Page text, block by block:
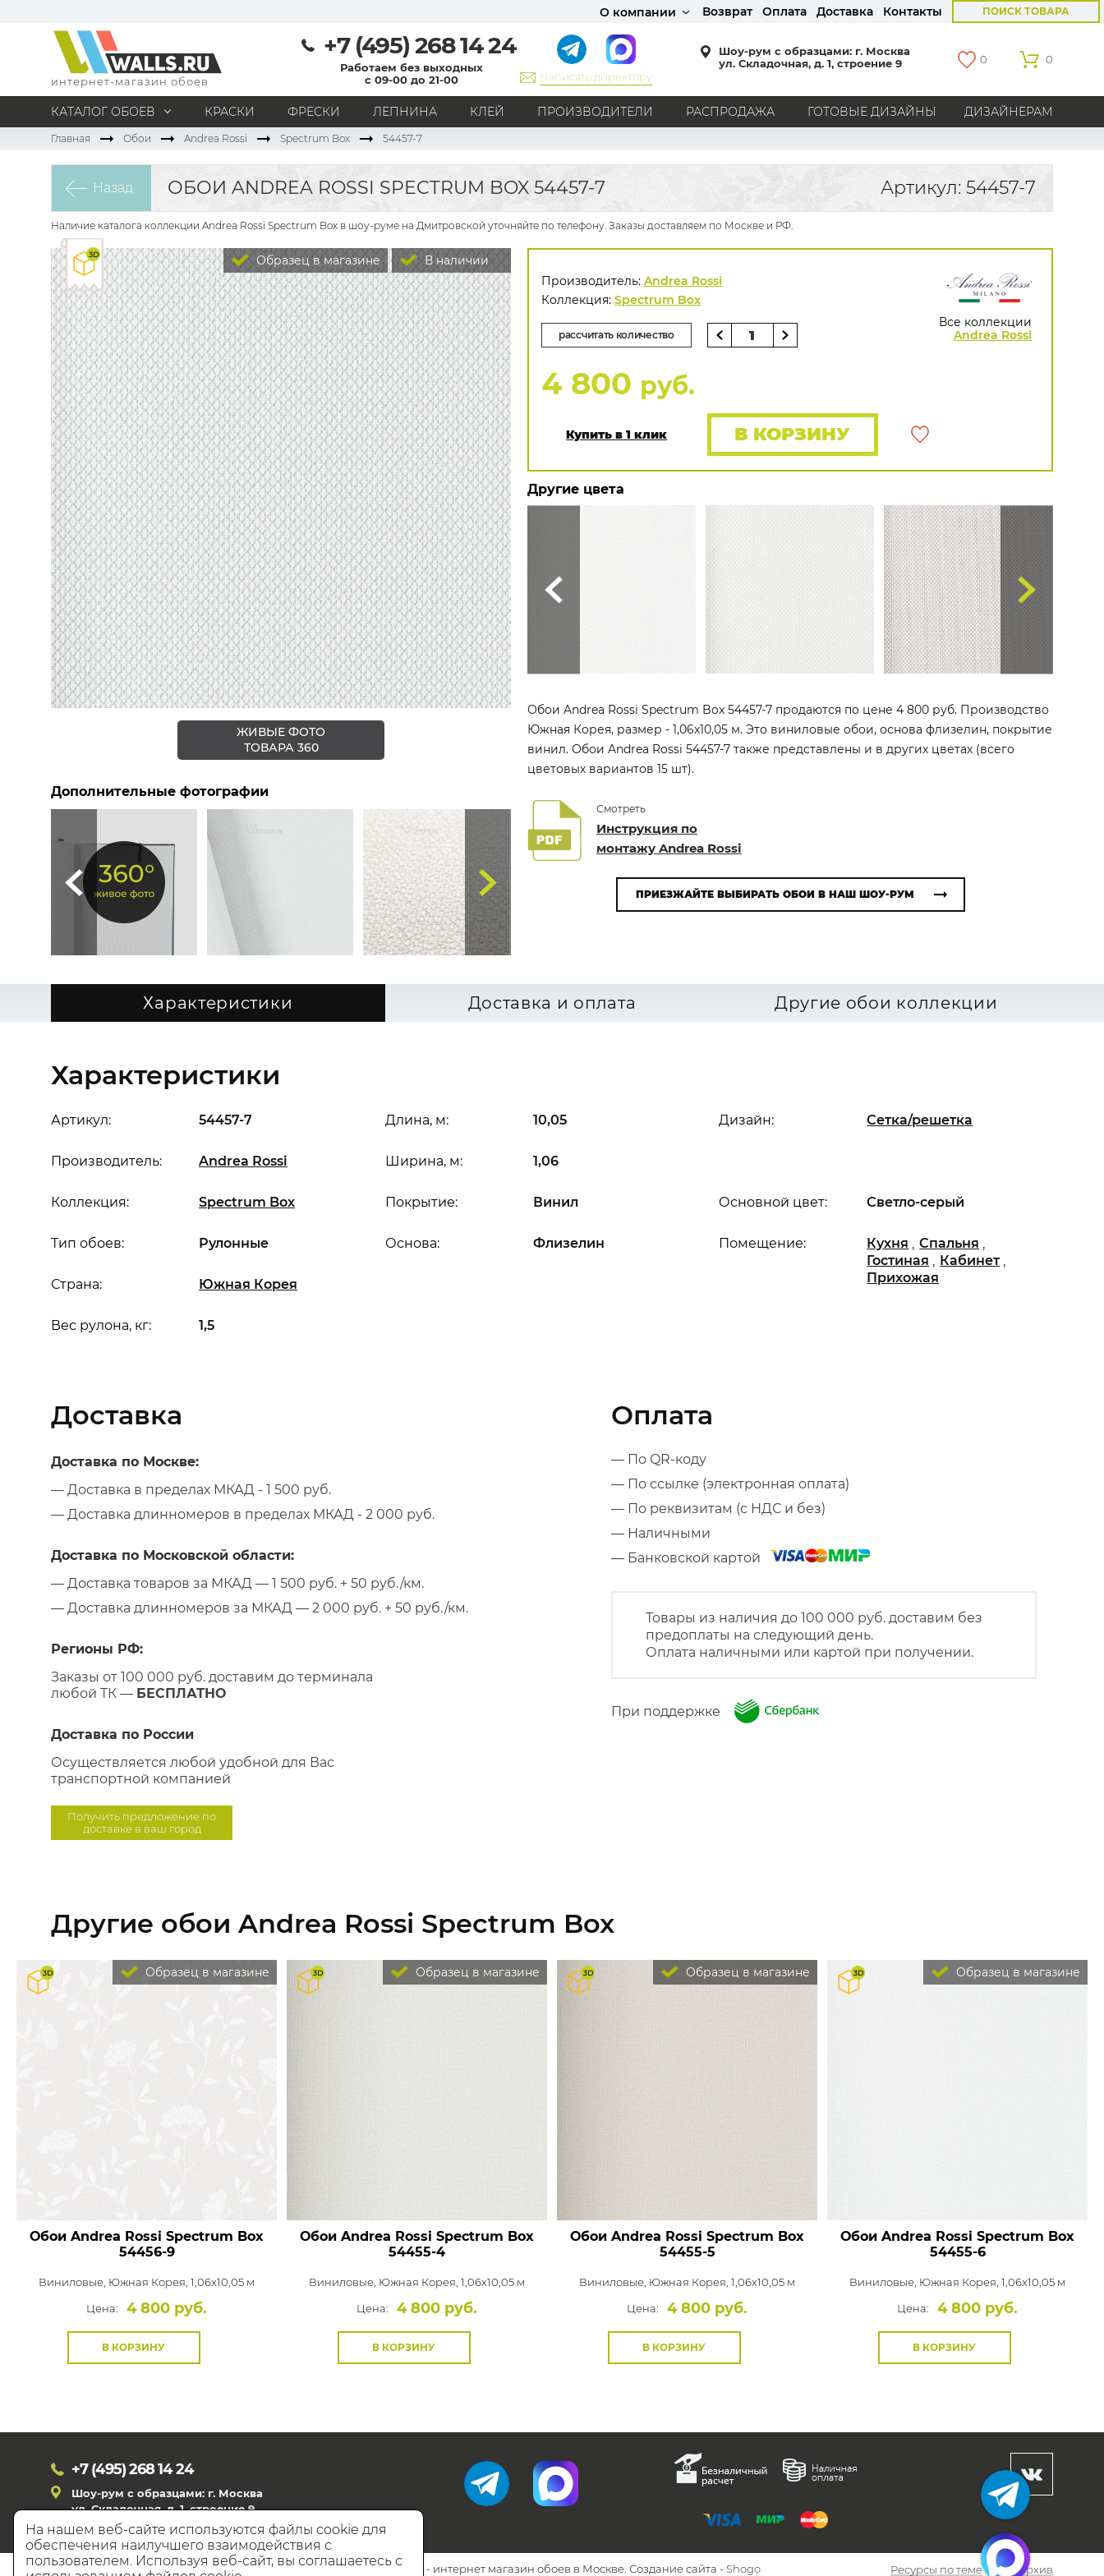
О компании Возврат Оплата Доставка Контакты ПОИСК ТОВАРА
интернет-магазин обоев
+7 (495) 268 14 24
Работаем без выходных
с 09-00 до 21-00
Написать директору
Шоу-рум с образцами: г. Москва
ул. Складочная, д. 1, строение 9
0 0
КАТАЛОГ ОБОЕВ КРАСКИ ФРЕСКИ ЛЕПНИНА КЛЕЙ ПРОИЗВОДИТЕЛИ РАСПРОДАЖА ГОТОВЫЕ ДИЗАЙНЫ ДИЗАЙНЕРАМ
МАТЕРИАЛ
Под покраску
Натуральные
Флизелиновые
Виниловые
Бумажные
Текстильные
СТИЛЬ
Кантри
Модерн Прованс Хай-тек
Лофт
Классика
Английский стиль
Америка
Англия Бельгия
Германия
Голландия
Россия Все страны
ПОМЕЩЕНИЕ
Кабинет
Коридор Офис
Гостиная
Спальня
Детская Кухня
Прихожая
Все типы помещений
РИСУНОК
Граффити
Карта мира
Под кирпич
С вензелями
С надписями
Однотонные
Геометрический рисунок
Цветы
Дамаск
В клетку
В полоску Все рисунки
БРЕНДЫ
Bernardo Bartalucci
Zambaiti
AS Creation
Hygge Roll
Luna
ЦВЕТА
ПОКАЗАТЬ ВСЕ ОБОИ
Главная Обои Andrea Rossi Spectrum Box 54457-7
Назад ОБОИ ANDREA ROSSI SPECTRUM BOX 54457-7 Артикул: 54457-7
Наличие каталога коллекции Andrea Rossi Spectrum Box в шоу-руме на Дмитровской уточняйте по телефону. Заказы доставляем по Москве и РФ.
В наличии
Образец в магазине
ЖИВЫЕ ФОТО
ТОВАРА 360
Дополнительные фотографии
Все коллекции
Andrea Rossi
Производитель: Andrea Rossi
Коллекция: Spectrum Box
рассчитать количество
4 800 руб.
Купить в 1 клик В КОРЗИНУ
Другие цвета
Обои Andrea Rossi Spectrum Box 54457-7 продаются по цене 4 800 руб. Производство
Южная Корея, размер - 1,06x10,05 м. Это виниловые обои, основа флизелин, покрытие
винил. Обои Andrea Rossi 54457-7 также представлены и в других цветах (всего
цветовых вариантов 15 шт).
Смотреть
Инструкция по
монтажу Andrea Rossi
ПРИЕЗЖАЙТЕ ВЫБИРАТЬ ОБОИ В НАШ ШОУ-РУМ
Характеристики Доставка и оплата Другие обои коллекции
Характеристики
Артикул: 54457-7
Производитель: Andrea Rossi
Коллекция: Spectrum Box
Длина, м: 10,05
Ширина, м: 1,06
Вес рулона, кг: 1,5
Основной цвет: Светло-серый
Дизайн: Сетка/решетка
Основа: Флизелин
Покрытие: Винил
Помещение: Кухня ,Спальня ,
Гостиная , Кабинет ,
Прихожая
Страна: Южная Корея
Тип обоев: Рулонные
Доставка
Доставка по Москве:
— Доставка в пределах МКАД - 1 500 руб.
— Доставка длинномеров в пределах МКАД - 2 000 руб.
Доставка по Московской области:
— Доставка товаров за МКАД — 1 500 руб. + 50 руб./км.
— Доставка длинномеров за МКАД — 2 000 руб. + 50 руб./км.
Регионы РФ:
Заказы от 100 000 руб. доставим до терминала
любой ТК — БЕСПЛАТНО
Доставка по России
Осуществляется любой удобной для Вас
транспортной компанией
Получить предложение по
доставке в ваш город
Оплата
— По QR-коду
— По ссылке (электронная оплата)
— По реквизитам (с НДС и без)
— Наличными
— Банковской картой
Товары из наличия до 100 000 руб. доставим без
предоплаты на следующий день.
Оплата наличными или картой при получении.
При поддержке
Другие обои Andrea Rossi Spectrum Box
Образец в магазине
Обои Andrea Rossi Spectrum Box
54456-9
Виниловые, Южная Корея, 1,06x10,05 м
Цена:
4 800 руб.
В КОРЗИНУ
Образец в магазине
Обои Andrea Rossi Spectrum Box
54455-4
Виниловые, Южная Корея, 1,06x10,05 м
Цена:
4 800 руб.
В КОРЗИНУ
Образец в магазине
Обои Andrea Rossi Spectrum Box
54455-5
Виниловые, Южная Корея, 1,06x10,05 м
Цена:
4 800 руб.
В КОРЗИНУ
Образец в магазине
Обои Andrea Rossi Spectrum Box
54455-6
Виниловые, Южная Корея, 1,06x10,05 м
Цена:
4 800 руб.
В КОРЗИНУ
+7 (495)268 14 24
Шоу-рум с образцами: г. Москва
ул. Складочная, д. 1, строение 9
© 2026 Walls.ru - интернет магазин обоев в Москве. Создание сайта - Shogo Ресурсы по теме Архив
На нашем веб-сайте используются файлы cookie для
обеспечения наилучшего взаимодействия с
пользователем. Используя веб-сайт, вы соглашаетесь с